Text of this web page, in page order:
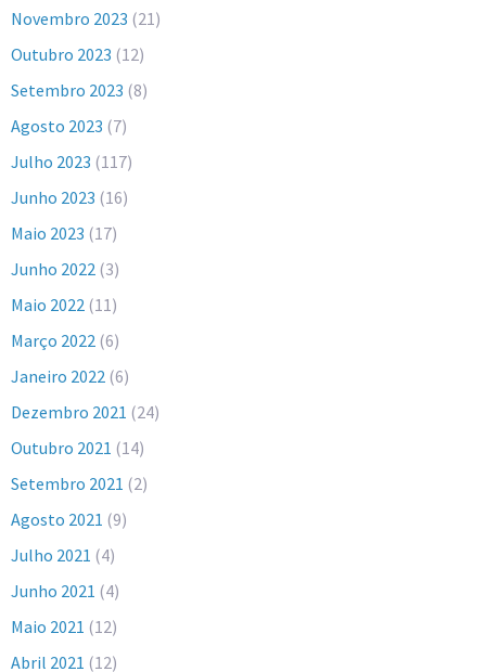
Novembro 2023 (21)
Outubro 2023 (12)
Setembro 2023 (8)
Agosto 2023 (7)
Julho 2023 (117)
Junho 2023 (16)
Maio 2023 (17)
Junho 2022 (3)
Maio 2022 (11)
Março 2022 (6)
Janeiro 2022 (6)
Dezembro 2021 (24)
Outubro 2021 (14)
Setembro 2021 (2)
Agosto 2021 (9)
Julho 2021 (4)
Junho 2021 (4)
Maio 2021 (12)
Abril 2021 (12)